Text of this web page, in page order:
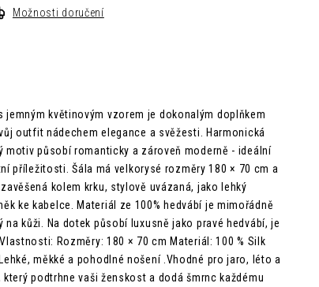
jemným květinovým vzorem je dokonalým doplňkem
outfit nádechem elegance a svěžesti. Harmonická
motiv působí romanticky a zároveň moderně - ideální
příležitosti. Šála má velkorysé rozměry 180 × 70 cm a
kolem krku, stylově uvázaná, jako lehký
ke kabelce. Materiál ze 100% hedvábí je mimořádně
na kůži. Na dotek působí luxusně jako pravé hedvábí, je
Rozměry: 180 × 70 cm Materiál: 100 % Silk
měkké a pohodlné nošení .Vhodné pro jaro, léto a
podtrhne vaši ženskost a dodá šmrnc každému
Možnosti doručení